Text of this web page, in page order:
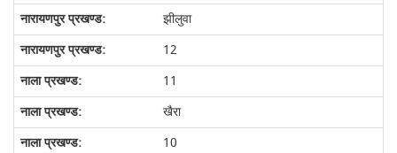
झीलुवा
12
11
खैरा
10